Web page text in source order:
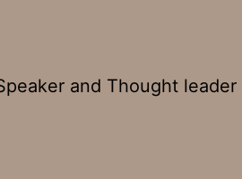
and Thought leader